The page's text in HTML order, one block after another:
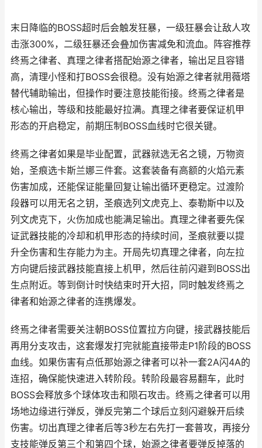
末日降临的BOSS超时后会触发狂暴，一级狂暴会让敌人攻
击涨300%，二级狂暴还会叠加伤害减免和流血。阵容推荐
终焉之律者、真理之律者搭配始源之律者，输出足且容错
高，清理小怪和打BOSS会很稳。没有始源之律者就用薇塔
替代辅助输出，但操作时要注意技能衔接。终焉之律者是
核心输出，等级和技能最好拉满。真理之律者要保证机甲
形态的开启稳定，前期压制BOSS血线时它很关键。
终焉之律者如果是毕业配置，武器就选无名之镜，万物资
始，圣痕选卡斯兰娜三件套。这套装备有高额的火焰元素
伤害加成，还能保证能量回复让输出循环更稳定。过渡阶
段器可以用无名之钥，圣痕选列文虎克上、泰勒斯中以及
列文虎克下，火伤加成也能满足输出。真理之律者要先保
证武器技能的冷却和机甲形态的持续时间，圣痕就要以提
升全伤害和生存能力为主。开局先切真理之律者，向左拉
方向键后接武器技能直接上机甲，然后往前闪避到BOSS出
生点附近。等到倒计时快结束时开大招，同时触发终焉之
律者和始源之律者的连携爆发。
终焉之律者需要关注朝BOSS位置拉方向键，接武器技能后
再用分支攻击，这套爆发打完就能直接带走P1阶段的BOSS
血线。如果伤害有点低那始源之律者可以补一套2A闪4A的
连招，确保能快速进入转阶段。转阶段最容易翻车，此时
BOSS会释放多个球体攻击和陨石攻击。终焉之律者可以用
场地边缘进行弹反，弹反完第二个球后立刻闪避躲开后续
伤害。切出真理之律者后等3秒左右先打一套普攻，再接分
支技能弹反第三个和第四个球，始源之律者要弹反掉落的